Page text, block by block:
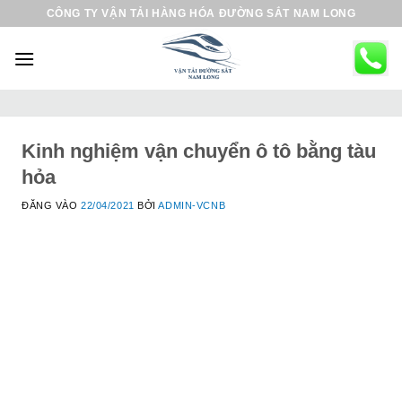
CÔNG TY VẬN TẢI HÀNG HÓA ĐƯỜNG SẮT NAM LONG
Kinh nghiệm vận chuyển ô tô bằng tàu
hỏa
ĐĂNG VÀO22/04/2021 BỞIADMIN-VCNB